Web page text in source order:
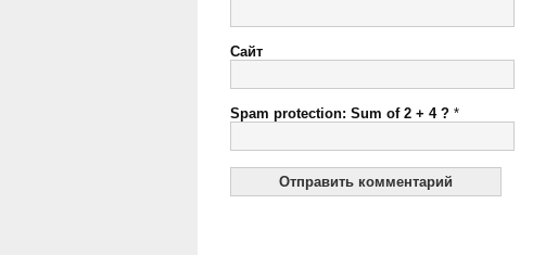
Сайт
Spam protection: Sum of 2 + 4 ? *